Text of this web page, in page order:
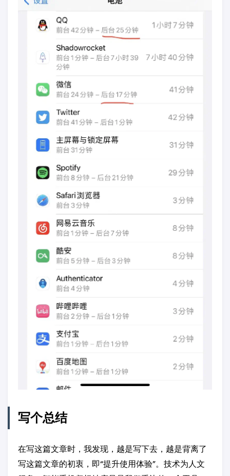
写个总结
在写这篇文章时，我发现，越是写下去，越是背离了
写这篇文章的初衷，即“提升使用体验”。技术为人文